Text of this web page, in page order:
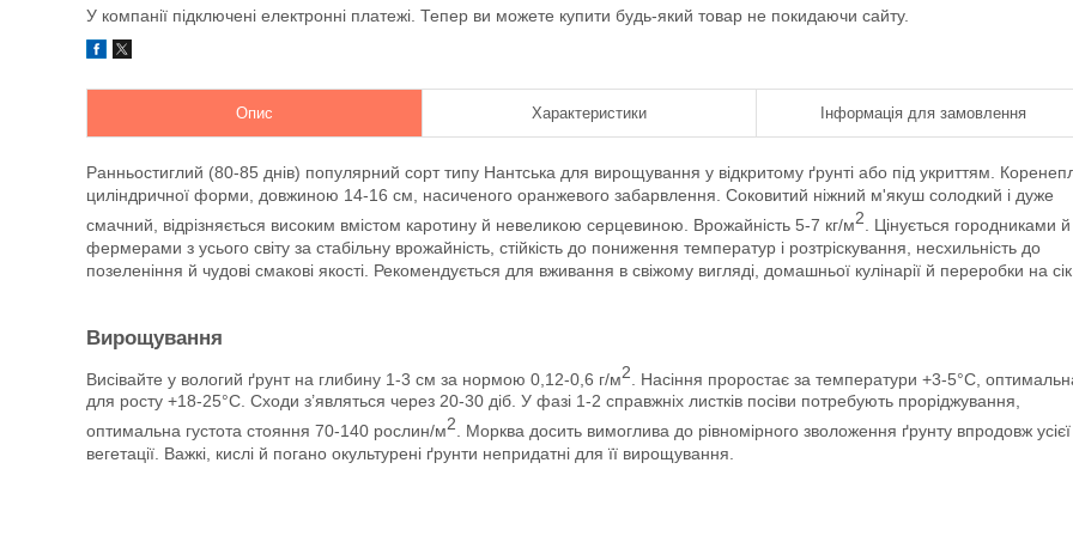
У компанії підключені електронні платежі. Тепер ви можете купити будь-який товар не покидаючи сайту.
Опис Характеристики Інформація для замовлення
Ранньостиглий (80-85 днів) популярний сорт типу Нантська для вирощування у відкритому ґрунті або під укриттям.
циліндричної форми, довжиною 14-16 см, насиченого оранжевого забарвлення. Соковитий ніжний м'якуш солодкий і дуже
смачний, відрізняється високим вмістом каротину й невеликою серцевиною. Врожайність 5-7 кг/м2 . Цінується городниками й
фермерами з усього світу за стабільну врожайність, стійкість до пониження температур і розтріскування, несхильність до
позеленіння й чудові смакові якості. Рекомендується для вживання в свіжому вигляді, домашньої кулінарії й переробки на сік.
Вирощування
Висівайте у вологий ґрунт на глибину 1-3 см за нормою 0,12-0,6 г/м2 . Насіння проростає за температури +3-5°С,
для росту +18-25°С. Сходи з’являться через 20-30 діб. У фазі 1-2 справжніх листків посіви потребують проріджування,
оптимальна густота стояння 70-140 рослин/м2 . Морква досить вимоглива до рівномірного зволоження ґрунту впродовж усієї
вегетації. Важкі, кислі й погано окультурені ґрунти непридатні для її вирощування.